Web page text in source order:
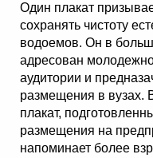
Один плакат
сохранять чистоту
водоемов. Он в
адресован
аудитории и
размещения в вузах.
плакат,
размещения на
напоминает более